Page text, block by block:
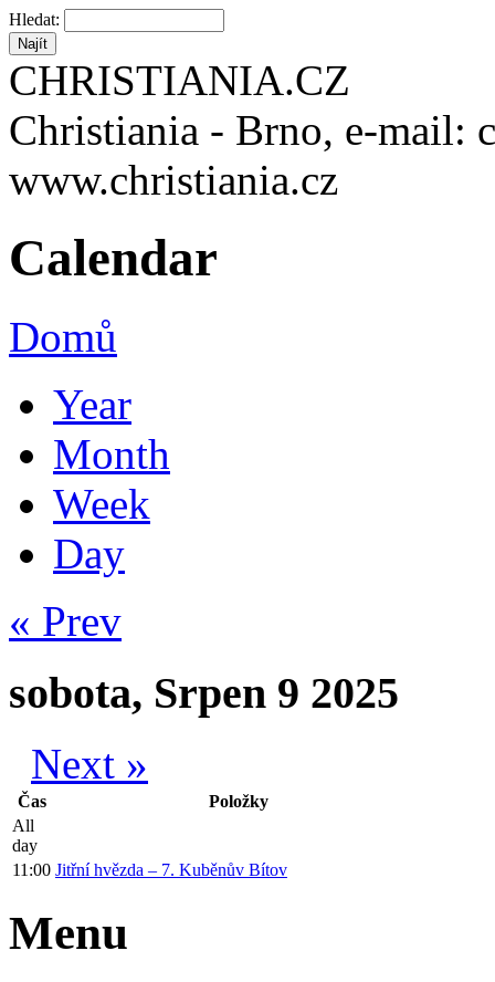
Hledat:
CHRISTIANIA.CZ
Christiania - Brno, e-mail:
www.christiania.cz
Calendar
Domů
Year
Month
Week
Day
« Prev
sobota, Srpen 9 2025
Next »
Čas
Položky
All
day
11:00 Jitřní hvězda – 7. Kuběnův Bítov
Menu